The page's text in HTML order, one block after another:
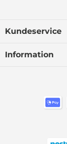
Kundeservice
Information